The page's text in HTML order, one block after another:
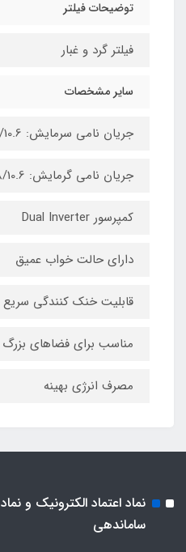
توضیحات فیلتر
فیلتر گرد و غبار
سایر مشخصات
جریان نامی سرمایش: 11.8/10.6 آمپر
جریان نامی گرمایش: 11.8/10.6 آمپر
کمپرسور Dual Inverter
دارای حالت خواب عمیق
قابلیت خنک‌ کنندگی سریع
مناسب برای فضاهای بزرگ
مصرف انرژی بهینه
نماد اعتماد الکترونیک و نماد
ساماندهی